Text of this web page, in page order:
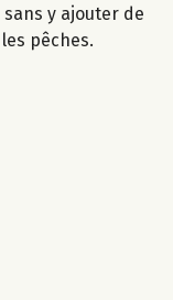
y ajouter de
pêches.